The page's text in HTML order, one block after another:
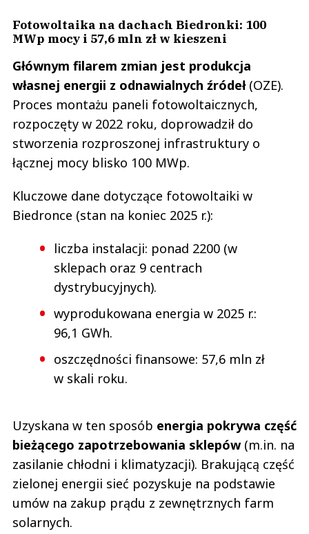
Fotowoltaika na dachach Biedronki: 100
MWp mocy i 57,6 mln zł w kieszeni
Głównym filarem zmian jest produkcja
własnej energii z odnawialnych źródeł(OZE).
Proces montażu paneli fotowoltaicznych,
rozpoczęty w 2022 roku, doprowadził do
stworzenia rozproszonej infrastruktury o
łącznej mocy blisko 100 MWp.
Kluczowe dane dotyczące fotowoltaiki w
Biedronce (stan na koniec 2025 r.):
liczba instalacji: ponad 2200 (w
sklepach oraz 9 centrach
dystrybucyjnych).
wyprodukowana energia w 2025 r.:
96,1 GWh.
oszczędności finansowe: 57,6 mln zł
w skali roku.
Uzyskana w ten sposób energia pokrywa część
bieżącego zapotrzebowania sklepów(m.in. na
zasilanie chłodni i klimatyzacji). Brakującą część
zielonej energii sieć pozyskuje na podstawie
umów na zakup prądu z zewnętrznych farm
solarnych.